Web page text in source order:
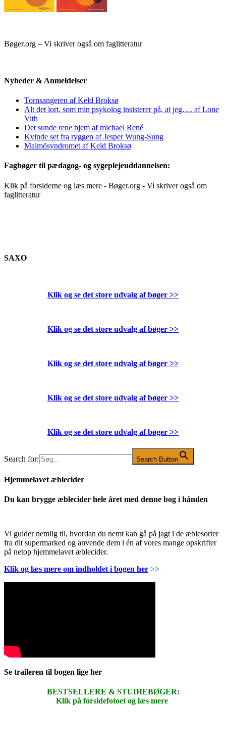
Bøger.org – Vi skriver også om faglitteratur
Nyheder & Anmeldelser
Tornsangeren af Keld Broksø
Alt det lort, som min psykolog insisterer på, at jeg…. af Lone
Vith
Det sunde rene hjem af michael René
Kvinde set fra ryggen af Jesper Wung-Sung
Malmösyndromet af Keld Broksø
Fagbøger til pædagog- og sygeplejeuddannelsen:
Klik på forsiderne og læs mere - Bøger.org - Vi skriver også om
faglitteratur
SAXO
Klik og se det store udvalg af bøger >>
Klik og se det store udvalg af bøger >>
Klik og se det store udvalg af bøger >>
Klik og se det store udvalg af bøger >>
Klik og se det store udvalg af bøger >>
Search for: Search Button
Hjemmelavet æblecider
Du kan brygge æblecider hele året med denne bog i hånden
Vi guider nemlig til, hvordan du nemt kan gå på jagt i de æblesorter
fra dit supermarked og anvende dem i én af vores mange opskrifter
på netop hjemmelavet æblecider.
Klik og læs mere om indholdet i bogen her >>
Se traileren til bogen lige her
BESTSELLERE & STUDIEBØGER:
Klik på forsidefotoet og læs mere